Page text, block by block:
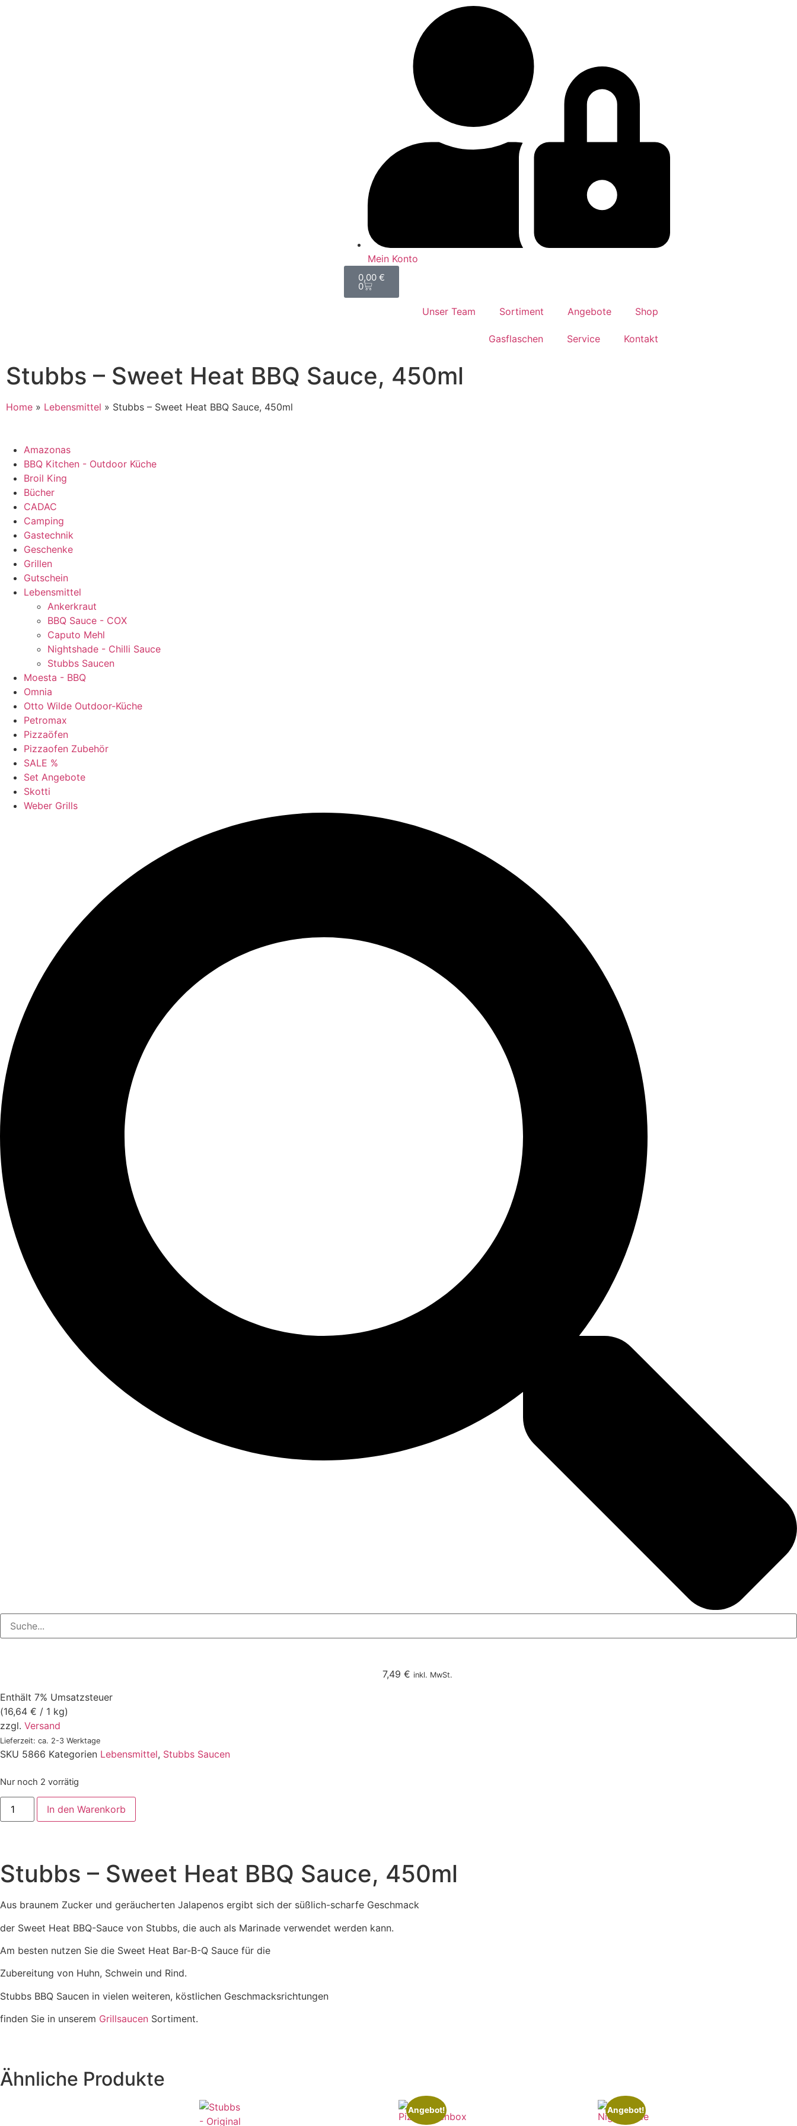
Mein Konto
0,00 €
0
Unser Team Sortiment Angebote Shop
Gasflaschen Service Kontakt
Stubbs – Sweet Heat BBQ Sauce, 450ml
Home » Lebensmittel » Stubbs – Sweet Heat BBQ Sauce, 450ml
Amazonas
BBQ Kitchen - Outdoor Küche
Broil King
Bücher
CADAC
Camping
Gastechnik
Geschenke
Grillen
Gutschein
Lebensmittel
Ankerkraut
BBQ Sauce - COX
Caputo Mehl
Nightshade - Chilli Sauce
Stubbs Saucen
Moesta - BBQ
Omnia
Otto Wilde Outdoor-Küche
Petromax
Pizzaöfen
Pizzaofen Zubehör
SALE %
Set Angebote
Skotti
Weber Grills
7,49€ inkl. MwSt.
Enthält 7% Umsatzsteuer
(16,64 € / 1 kg)
zzgl. Versand
Lieferzeit: ca. 2-3 Werktage
SKU 5866 Kategorien Lebensmittel, Stubbs Saucen
Nur noch 2 vorrätig
In den Warenkorb
Stubbs – Sweet Heat BBQ Sauce, 450ml
Aus braunem Zucker und geräucherten Jalapenos ergibt sich der süßlich-scharfe Geschmack
der Sweet Heat BBQ-Sauce von Stubbs, die auch als Marinade verwendet werden kann.
Am besten nutzen Sie die Sweet Heat Bar-B-Q Sauce für die
Zubereitung von Huhn, Schwein und Rind.
Stubbs BBQ Saucen in vielen weiteren, köstlichen Geschmacksrichtungen
finden Sie in unserem Grillsaucen Sortiment.
Ähnliche Produkte
Angebot! Angebot!